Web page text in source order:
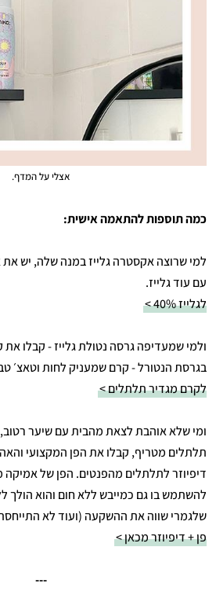
אצלי על המדף.
כמה תוספות להתאמה אישית:
למי שרוצה אקסטרה גלייז במנה שלה, יש
עם עוד גלייז.
לגלייז 40% >
ולמי שמעדיפה גרסה נטולת גלייז - קבלו
בגרסת הנטורל - קרם שמעניק לחות וטאצ׳
לקרם מגדיר תלתלים >
ומי שלא אוהבת לצאת מהבית עם שיער
תלתלים מטריף, קבלו את הפן המקצועי
דיפיוזר לתלתלים מהפנטים. הפן של אמיקה
להשתמש בו גם כמייבש ללא חום והוא הולך
שלגמרי שווה את ההשקעה (ועוד לא
פן + דיפיוזר מכאן >
---